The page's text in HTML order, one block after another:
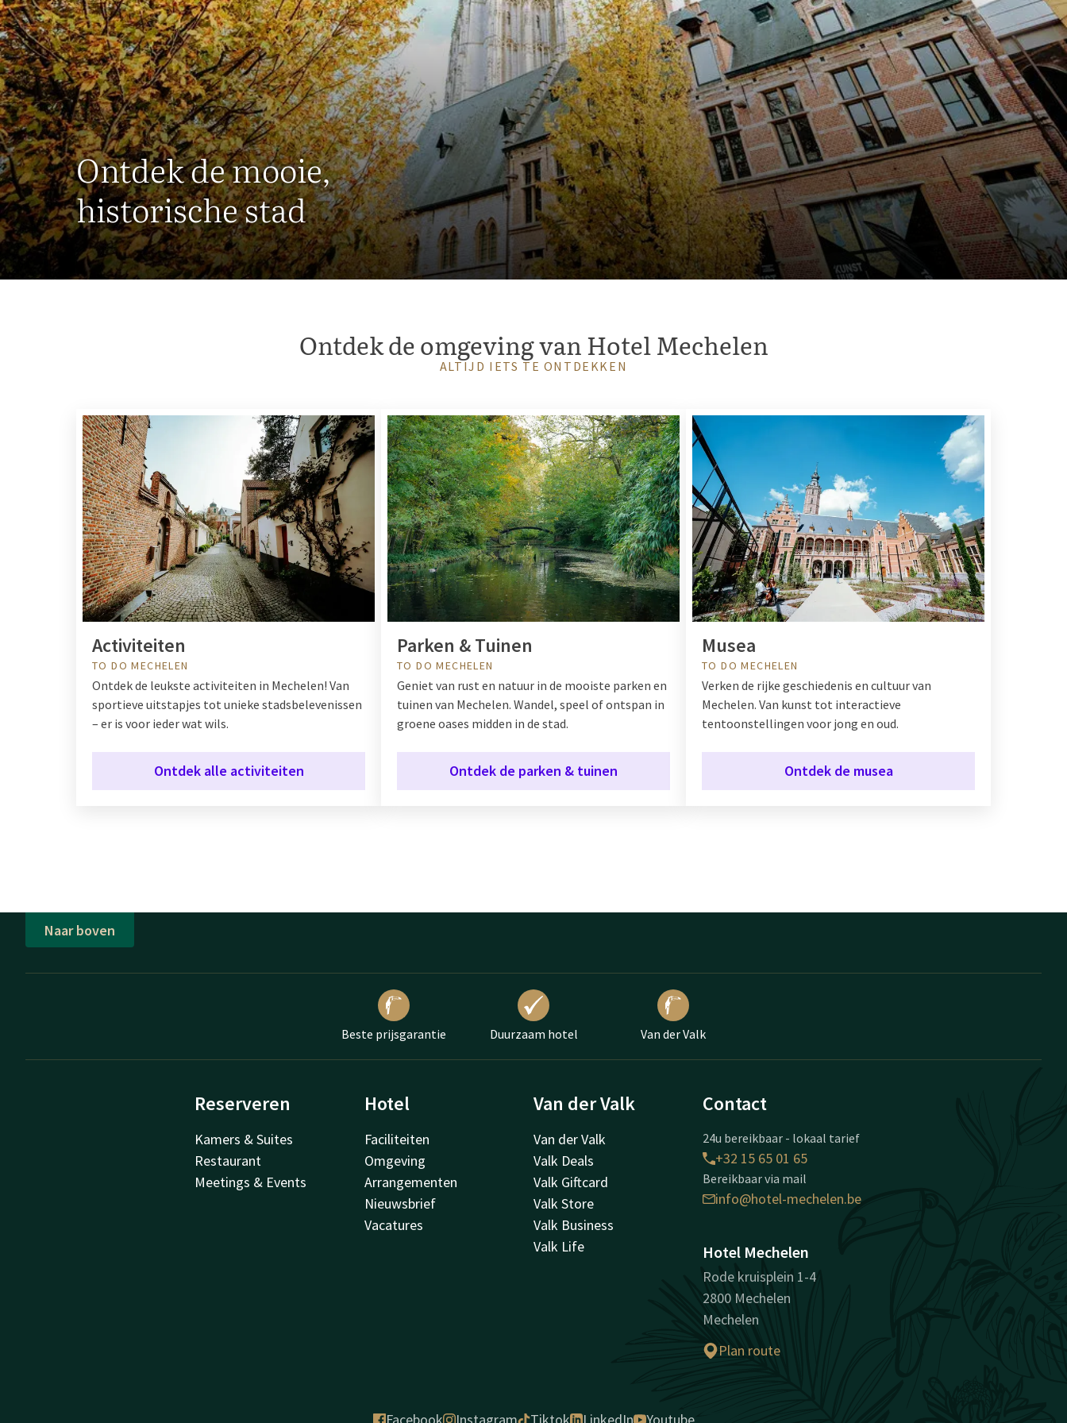
Ontdek de mooie,
historische stad
Ontdek de omgeving van Hotel Mechelen
ALTIJD IETS TE ONTDEKKEN
Activiteiten
TO DO MECHELEN
Ontdek de leukste activiteiten in Mechelen! Van
sportieve uitstapjes tot unieke stadsbelevenissen
– er is voor ieder wat wils.
Ontdek alle activiteiten
Parken & Tuinen
TO DO MECHELEN
Geniet van rust en natuur in de mooiste parken en
tuinen van Mechelen. Wandel, speel of ontspan in
groene oases midden in de stad.
Ontdek de parken & tuinen
Musea
TO DO MECHELEN
Verken de rijke geschiedenis en cultuur van
Mechelen. Van kunst tot interactieve
tentoonstellingen voor jong en oud.
Ontdek de musea
Naar boven
Beste prijsgarantie Duurzaam hotel Van der Valk
Reserveren
Kamers & Suites
Restaurant
Meetings & Events
Hotel
Faciliteiten
Omgeving
Arrangementen
Nieuwsbrief
Vacatures
Van der Valk
Van der Valk
Valk Deals
Valk Giftcard
Valk Store
Valk Business
Valk Life
Contact
24u bereikbaar - lokaal tarief
+32 15 65 01 65
Bereikbaar via mail
info@hotel-mechelen.be
Hotel Mechelen
Rode kruisplein 1-4
2800 Mechelen
Mechelen
Plan route